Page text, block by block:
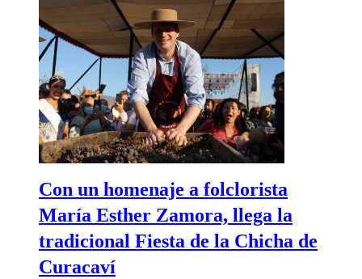
Con un homenaje a folclorista
María Esther Zamora, llega la
tradicional Fiesta de la Chicha de
Curacaví